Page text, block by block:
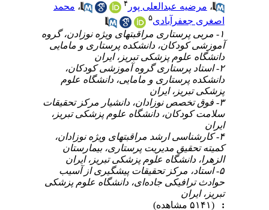
،مرضیه عبدالعلی پور ،محمد
اصغری جعفرآبادی
۱- مربی پرستاری مراقبتهای ویژه نوزادن، گروه
آموزشی کودکان، دانشکده پرستاری و مامایی
دانشگاه علوم پزشکی تبریز، ایران
۲- استاد پرستاری گروه آموزشی کودکان،
دانشکده پرستاری و مامایی، دانشگاه علوم
پزشکی تبریز، ایران
۳- فوق تخصص نوزادان، دانشیار مرکز تحقیقات
سلامت کودکان، دانشگاه علوم پزشکی تبریز،
ایران
۴- کارشناسی ارشد مراقبتهای ویژه نوزادان،
کمیته تحقیق مدیریت پرستاری، بیمارستان
الزهرا، دانشگاه علوم پزشکی تبریز، ایران
۵- استاد، مرکز تحقیقات پیشگیری از آسیب
حوادث ترافیکی جاده‌ای، دانشگاه علوم پزشکی
تبریز، ایران